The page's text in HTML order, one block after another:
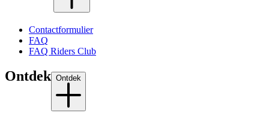
Contactformulier
FAQ
FAQ Riders Club
Ontdek Ontdek